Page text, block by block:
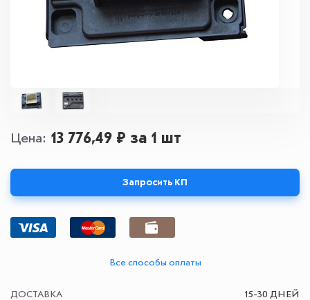
Цена 13 776,49 ₽ за 1 шт
Запросить КП
Все способы оплаты
ДОСТАВКА 15-30 ДНЕЙ